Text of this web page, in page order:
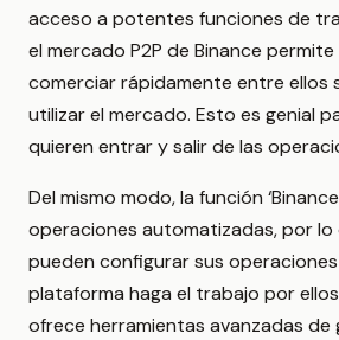
acceso a potentes funciones de
el mercado P2P de Binance
comerciar rápidamente entre ellos
utilizar el mercado. Esto es genial
quieren entrar y salir de las
Del mismo modo, la función
operaciones automatizadas, por lo
pueden configurar sus
plataforma haga el trabajo por
ofrece herramientas avanzadas